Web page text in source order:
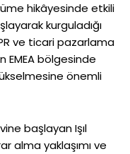
hikâyesinde etkili
kurguladığı
ve ticari pazarlama
EMEA bölgesinde
önemli
başlayan Işıl
alma yaklaşımı ve